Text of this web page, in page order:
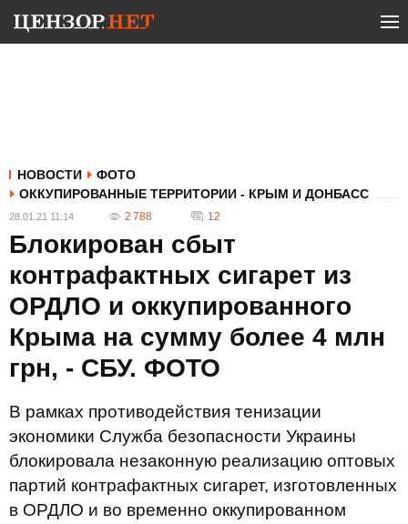
НОВОСТИ
ФОТО
ОККУПИРОВАННЫЕ ТЕРРИТОРИИ - КРЫМ И ДОНБАСС
28.01.21 11:14 2 788 12
Блокирован сбыт
контрафактных сигарет из
ОРДЛО и оккупированного
Крыма на сумму более 4 млн
грн, - СБУ. ФОТО
В рамках противодействия тенизации
экономики Служба безопасности Украины
блокировала незаконную реализацию оптовых
партий контрафактных сигарет, изготовленных
в ОРДЛО и во временно оккупированном